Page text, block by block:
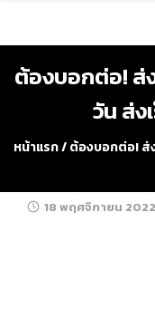
ต้องบอกต่อ! ส่ง
วัน ส่ง
หน้าแรก/ต้องบอกต่อ! ส่
18 พฤศจิกายน 2022